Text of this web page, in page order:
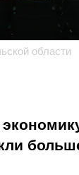
области